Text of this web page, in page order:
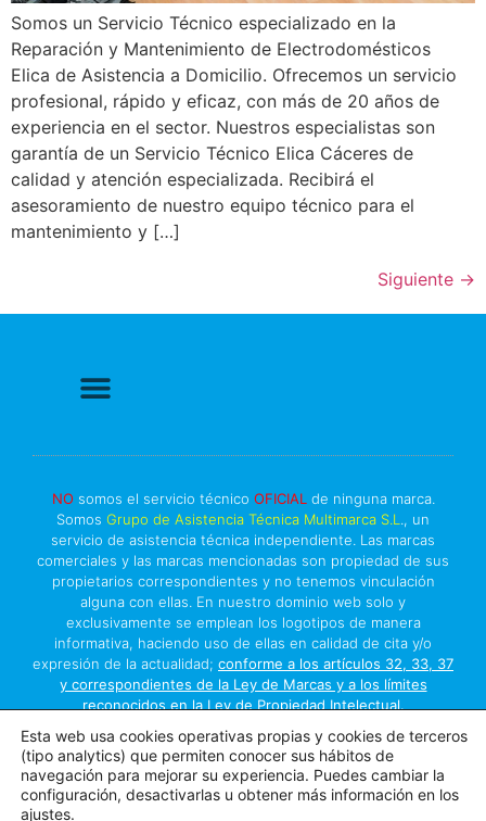
Somos un Servicio Técnico especializado en la
Reparación y Mantenimiento de Electrodomésticos
Elica de Asistencia a Domicilio. Ofrecemos un servicio
profesional, rápido y eficaz, con más de 20 años de
experiencia en el sector. Nuestros especialistas son
garantía de un Servicio Técnico Elica Cáceres de
calidad y atención especializada. Recibirá el
asesoramiento de nuestro equipo técnico para el
mantenimiento y […]
Siguiente →
NO somos el servicio técnico OFICIAL de ninguna marca.
Somos Grupo de Asistencia Técnica Multimarca S.L., un
servicio de asistencia técnica independiente. Las marcas
comerciales y las marcas mencionadas son propiedad de sus
propietarios correspondientes y no tenemos vinculación
alguna con ellas. En nuestro dominio web solo y
exclusivamente se emplean los logotipos de manera
informativa, haciendo uso de ellas en calidad de cita y/o
expresión de la actualidad; conforme a los artículos 32, 33, 37
y correspondientes de la Ley de Marcas y a los límites
reconocidos en la Ley de Propiedad Intelectual.
Este sitio está protegido por reCAPTCHA y se aplican
lapolítica de privacidadytérminos del serviciode Google.
© Copyright 2026
Esta web usa cookies operativas propias y cookies de terceros
(tipo analytics) que permiten conocer sus hábitos de
navegación para mejorar su experiencia. Puedes cambiar la
configuración, desactivarlas u obtener más información en los
ajustes.